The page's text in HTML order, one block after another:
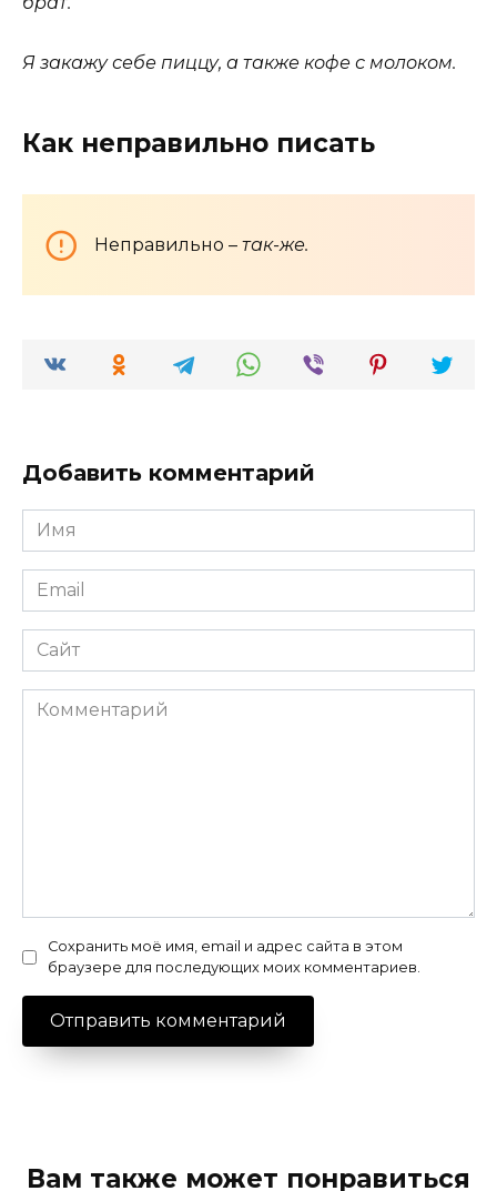
Я закажу себе пиццу, а также кофе с молоком.
Как неправильно писать
Неправильно – так-же.
Добавить комментарий
Имя
*
Email
*
Сайт
Комментарий
Сохранить моё имя, email и адрес сайта в этом
браузере для последующих моих комментариев.
Вам также может понравиться